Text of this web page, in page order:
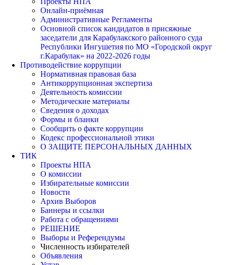
Онлайн-приёмная
Административные Регламенты
Основной список кандидатов в присяжные
заседатели для Карабулакского районного суда
Республики Ингушетия по МО «Городской округ
г.Карабулак» на 2022-2026 годы
Противодействие коррупции
Нормативная правовая база
Антикоррупционная экспертиза
Деятельность комиссии
Методические материалы
Сведения о доходах
Формы и бланки
Сообщить о факте коррупции
Кодекс профессиональной этики
О ЗАЩИТЕ ПЕРСОНАЛЬНЫХ ДАННЫХ
ТИК
Проекты НПА
О комиссии
Избирательные комиссии
Новости
Архив Выборов
Баннеры и ссылки
Работа с обращениями
РЕШЕНИЕ
Выборы и Референдумы
Численность избирателей
Объявления